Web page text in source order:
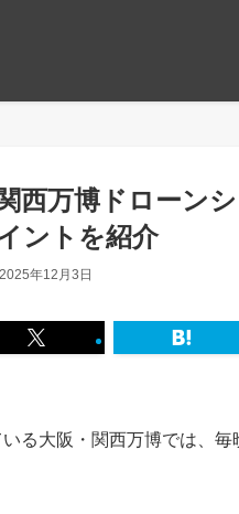
西万博ドローン
ントを紹介
2025年12月3日
る大阪・関西万博では、